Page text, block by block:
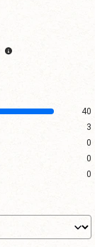
40
3
0
0
0